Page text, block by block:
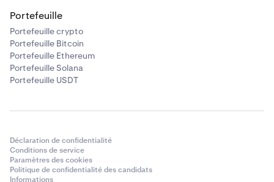
votre message.
Portefeuille
Portefeuille crypto
Portefeuille Bitcoin
Portefeuille Ethereum
Portefeuille Solana
Portefeuille USDT
Déclaration de confidentialité
Conditions de service
Paramètres des cookies
Politique de confidentialité des candidats
Informations